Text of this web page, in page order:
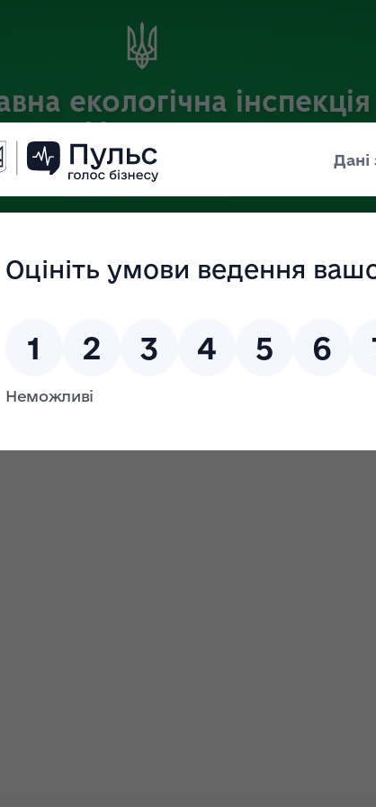
екологічна інспекція
України
веб-портал Державної екологічної інспекції України
нагляду на 2021 рік